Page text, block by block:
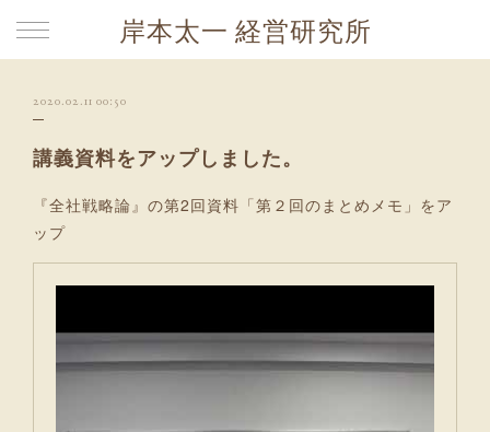
岸本太一 経営研究所
2020.02.11 00:50
講義資料をアップしました。
『全社戦略論』の第2回資料「第２回のまとめメモ」をア
ップ